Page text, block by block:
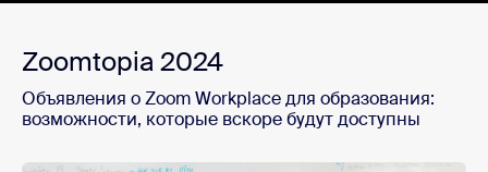
Zoomtopia 2024
Объявления о Zoom Workplace для образования:
возможности, которые вскоре будут доступны